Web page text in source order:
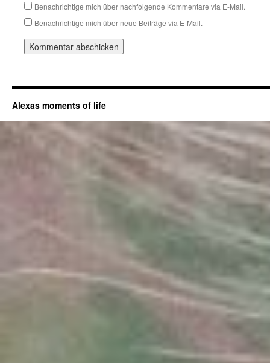
Benachrichtige mich über nachfolgende Kommentare via E-Mail.
Benachrichtige mich über neue Beiträge via E-Mail.
Alexas moments of life